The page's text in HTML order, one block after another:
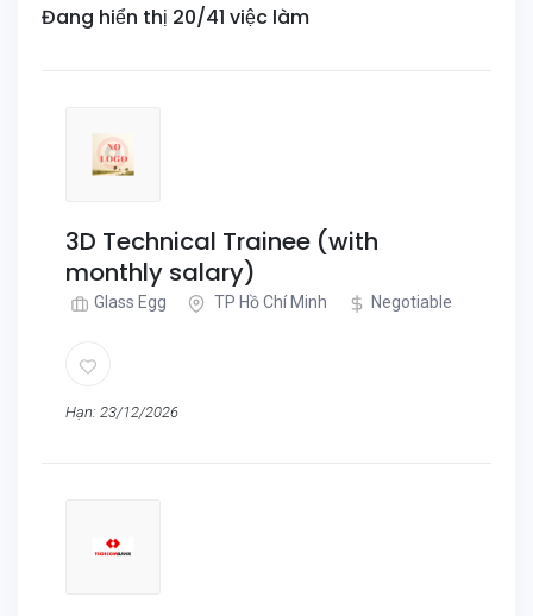
Đang hiển thị 20/41 việc làm
3D Technical Trainee (with
monthly salary)
Glass Egg TP Hồ Chí Minh Negotiable
Hạn: 23/12/2026